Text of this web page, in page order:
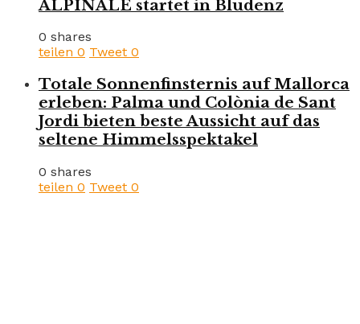
ALPINALE startet in Bludenz
0 shares
teilen 0 Tweet 0
Totale Sonnenfinsternis auf Mallorca
erleben: Palma und Colònia de Sant
Jordi bieten beste Aussicht auf das
seltene Himmelsspektakel
0 shares
teilen 0 Tweet 0